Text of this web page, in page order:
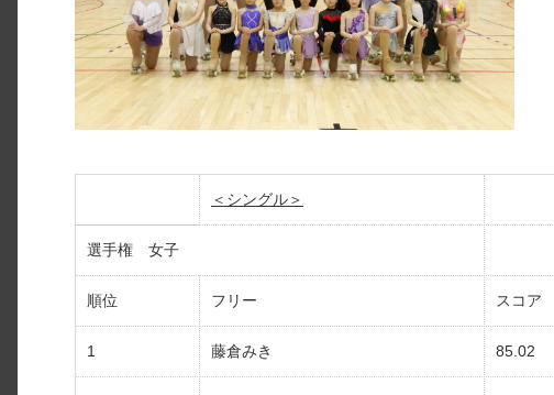
＜シングル＞
選手権 女子
順位 フリー スコア
1 藤倉みき 85.02